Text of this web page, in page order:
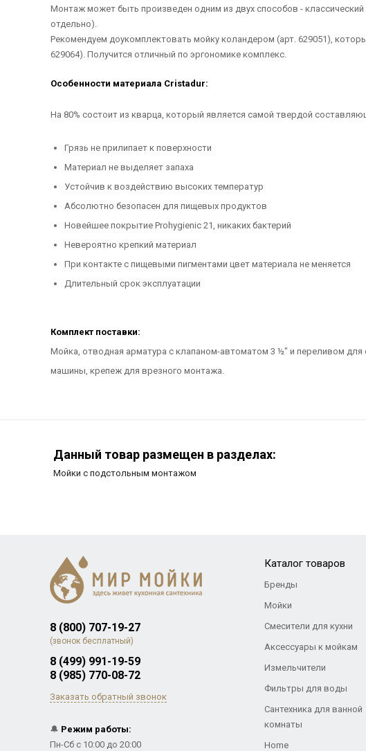
Монтаж может быть произведен одним из двух способов -
отдельно).
Рекомендуем доукомплектовать мойку коландером (арт. 629051),
629064). Получится отличный по эргономике комплекс.
Особенности материала Cristadur:
На 80% состоит из кварца, который является самой твердой
Грязь не прилипает к поверхности
Материал не выделяет запаха
Устойчив к воздействию высоких температур
Абсолютно безопасен для пищевых продуктов
Новейшее покрытие Prohygienic 21, никаких бактерий
Невероятно крепкий материал
При контакте с пищевыми пигментами цвет материала не меняется
Длительный срок эксплуатации
Комплект поставки:
Мойка, отводная арматура с клапаном-автоматом 3 ½" и переливом
машины, крепеж для врезного монтажа.
Данный товар размещен в разделах:
Мойки с подстольным монтажом
8 (800) 707-19-27
(звонок бесплатный)
8 (499) 991-19-59
8 (985) 770-08-72
Заказать обратный звонок
🔔 Режим работы:
Пн-Сб с 10:00 до 20:00
Каталог товаров
Бренды
Мойки
Смесители для кухни
Аксессуары к мойкам
Измельчители
Фильтры для воды
Сантехника для ванной
комнаты
Home